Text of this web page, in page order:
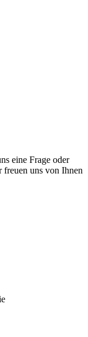
eine Frage oder
uns von Ihnen